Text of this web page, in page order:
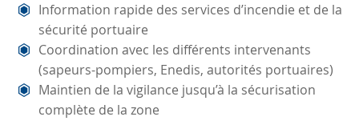
Information rapide des services d’incendie et de la
sécurité portuaire
Coordination avec les différents intervenants
(sapeurs-pompiers, Enedis, autorités portuaires)
Maintien de la vigilance jusqu’à la sécurisation
complète de la zone